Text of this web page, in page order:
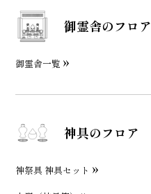
御霊舎のフロア
御霊舎一覧
神具のフロア
神祭具 神具セット